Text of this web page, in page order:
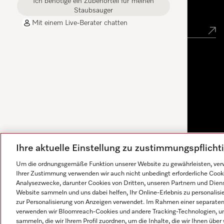
Staubsauger
Mit einem Live-Berater chatten
Ihre aktuelle Einstellung zu
Um die ordnungsgemäße Funktion unserer Website zu gewährleisten,
Ihrer Zustimmung verwenden wir auch nicht unbedingt erforderliche
Analysezwecke, darunter Cookies von Dritten, unseren Partnern und
Website sammeln und uns dabei helfen, Ihr Online-Erlebnis zu
zur Personalisierung von Anzeigen verwendet. Im Rahmen einer
verwenden wir Bloomreach-Cookies und andere Tracking-Technologien,
sammeln, die wir Ihrem Profil zuordnen, um die Inhalte, die wir Ihnen